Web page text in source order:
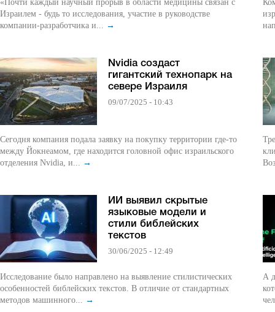
«Почти каждый научный прорыв в области медицины связан с
Израилем - будь то исследования, участие в руководстве
компании-разработчика и... →
Nvidia создаст
гигантский технопарк на
севере Израиля
09/07/2025 - 10:43
Сегодня компания подала заявку на покупку территории где-то
между Йокнеамом, где находится головной офис израильского
отделения Nvidia, и... →
ИИ выявил скрытые
языковые модели и
стили библейских
текстов
30/06/2025 - 12:49
Исследование было направлено на выявление стилистических
особенностей библейских текстов. В отличие от стандартных
методов машинного... →
Третий
А